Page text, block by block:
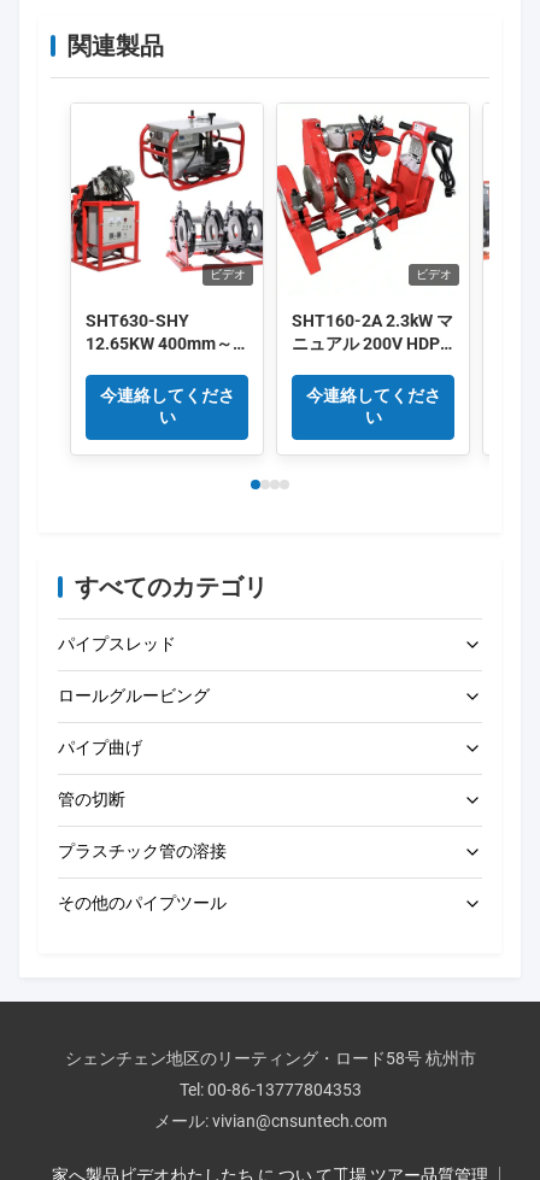
関連製品
ビデオ
SHT630-SHY
12.65KW 400mm～
融着機 380V サプラ
今連絡してくださ
い
ビデオ
SHT160-2A 2.3kW マ
ニュアル 200V HDPE
高効率
今連絡してくださ
い
すべてのカテゴリ
パイプスレッド
電動パイプスレッド加工機
ポータブルパイプスレッダー
ロールグルービング
電動ロールグルービングマシン
オートマティックロールグルーブ機械
手動ロールグルーバー
パイプ曲げ
電気管のベンダー
手動パイプベンダー
管の切断
電動パイプ切断機
パイプ穴開け機
プラスチック管の溶接
バット・フュージョン・マシン
エレクトロフュージョンマシン
手動バット溶接機
その他のパイプツール
排水清掃機
パイプ面取り機
シェンチェン地区のリーティング・ロード58号 杭州市
Tel:00-86-13777804353
メール:vivian@cnsuntech.com
家へ製品ビデオわたしたち に つい て工場 ツアー品質管理